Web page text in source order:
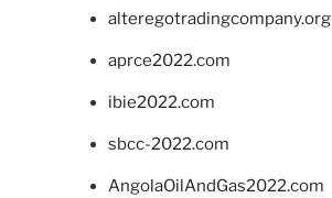
alteregotradingcompany.org
aprce2022.com
ibie2022.com
sbcc-2022.com
AngolaOilAndGas2022.com